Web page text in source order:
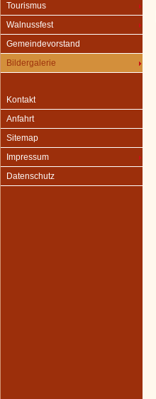
Tourismus
Walnussfest
Gemeindevorstand
Bildergalerie
Kontakt
Anfahrt
Sitemap
Impressum
Datenschutz